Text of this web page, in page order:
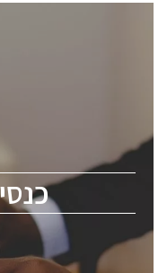
לכל העוסקים
12-13, 2026. The
involved in the
engineers,